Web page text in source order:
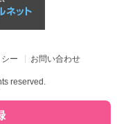
ー お問い合わせ
reserved.